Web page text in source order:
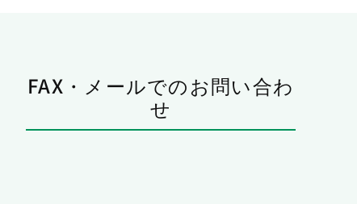
FAX・メールでのお問い合わ
せ